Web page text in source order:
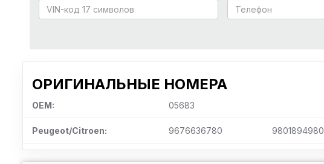
ОРИГИНАЛЬНЫЕ НОМЕРА
OEM: 05683
Peugeot/Citroen: 9676636780 9801894980